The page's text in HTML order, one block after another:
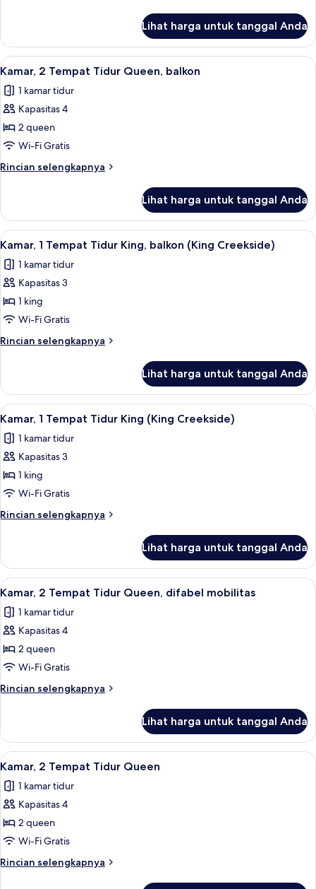
Beds
with
Sleeper
Sofa)
Kamar,
Beberapa
Tempat
(Two
Queen
with
Sleeper
Lihat harga untuk tanggal Anda
Lihat
semua
foto
untuk
Kamar,
2
Tempat
Tidur
balkon
Seprai katun Mesir, seprai premium,
11
Kamar, 2 Tempat Tidur Queen, balkon
1 kamar tidur
Kapasitas 4
2 queen
Wi-Fi Gratis
Rincian selengkapnya
Rincian
Kamar,
Tempat
Queen,
balkon
Lihat harga untuk tanggal Anda
Lihat
semua
foto
untuk
Kamar,
1
Tempat
Tidur
balkon
(King
Creekside)
Seprai katun Mesir, seprai premium,
14
Kamar, 1 Tempat Tidur King, balkon (King Creekside)
1 kamar tidur
Kapasitas 3
1 king
Wi-Fi Gratis
Rincian selengkapnya
Rincian
Kamar,
Tempat
King,
balkon
Creekside)
Lihat harga untuk tanggal Anda
Lihat
semua
foto
untuk
Kamar,
1
Tempat
Tidur
(King
Creekside)
Seprai katun Mesir, seprai premium,
15
Kamar, 1 Tempat Tidur King (King Creekside)
1 kamar tidur
Kapasitas 3
1 king
Wi-Fi Gratis
Rincian selengkapnya
Rincian
Kamar,
Tempat
King
(King
Lihat harga untuk tanggal Anda
Lihat
semua
foto
untuk
Kamar,
2
Tempat
Tidur
difabel
mobilitas
Seprai katun Mesir, seprai premium,
11
Kamar, 2 Tempat Tidur Queen, difabel mobilitas
1 kamar tidur
Kapasitas 4
2 queen
Wi-Fi Gratis
Rincian selengkapnya
Rincian
Kamar,
Tempat
Queen,
difabel
Lihat harga untuk tanggal Anda
Lihat
semua
foto
untuk
Kamar,
2
Tempat
Tidur
Seprai katun Mesir, seprai premium,
10
Kamar, 2 Tempat Tidur Queen
1 kamar tidur
Kapasitas 4
2 queen
Wi-Fi Gratis
Rincian selengkapnya
Rincian